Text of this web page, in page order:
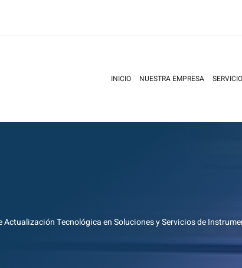
INICIO NUESTRA EMPRESA
Tecnológica en Soluciones y Servicios de